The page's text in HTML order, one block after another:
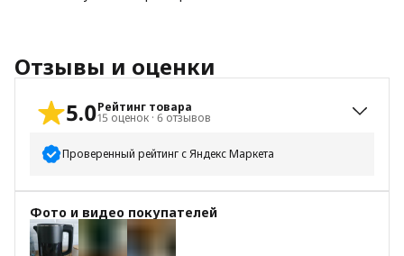
Отзывы и оценки
5.0Рейтинг товара
15 оценок · 6 отзывов
Проверенный рейтинг с Яндекс Маркета
5 звёзд
15
4 звезды
3 звезды
Фото и видео покупателей